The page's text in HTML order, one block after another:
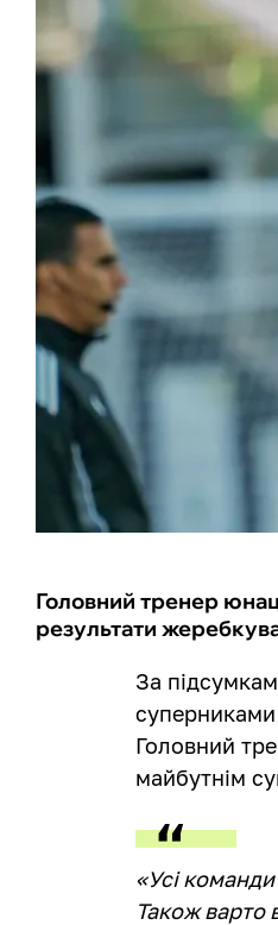
Головний тренер
результати
За
суперниками
Головний
майбутнім
«Усі
Також варто